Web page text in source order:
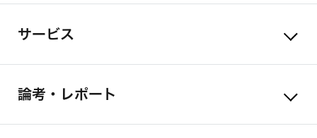
サービス
論考・レポート